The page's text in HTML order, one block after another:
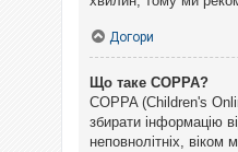
Догори
Що таке COPPA?
COPPA (Children's
збирати інформацію
неповнолітніх,